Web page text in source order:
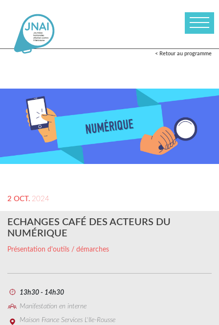
< Retour au programme
2 OCT. 2024
ECHANGES CAFÉ DES ACTEURS DU
NUMÉRIQUE
Présentation d'outils / démarches
13h30 - 14h30
Manifestation en interne
Maison France Services L'Ile-Rousse